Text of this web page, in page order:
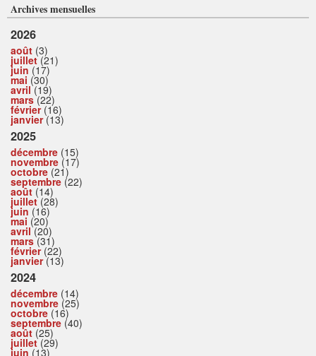
Archives mensuelles
2026
août (3)
juillet(21)
juin (17)
mai (30)
avril(19)
mars(22)
février(16)
janvier(13)
2025
décembre (15)
novembre (17)
octobre (21)
septembre (22)
août (14)
juillet(28)
juin (16)
mai (20)
avril(20)
mars(31)
février(22)
janvier(13)
2024
décembre (14)
novembre (25)
octobre (16)
septembre (40)
août (25)
juillet(29)
juin (13)